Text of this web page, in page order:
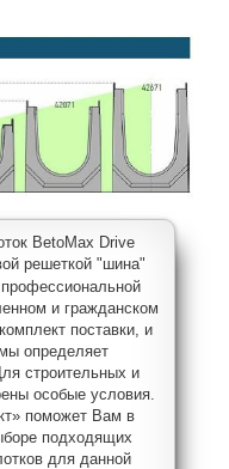
BetoMax Drive
решеткой "шина"
и гражданском
поставки, и
определяет
строительных и
особые условия.
поможет Вам в
подходящих
для данной